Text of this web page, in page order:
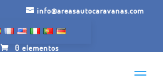
info@areasautocaravanas.com
0 elementos